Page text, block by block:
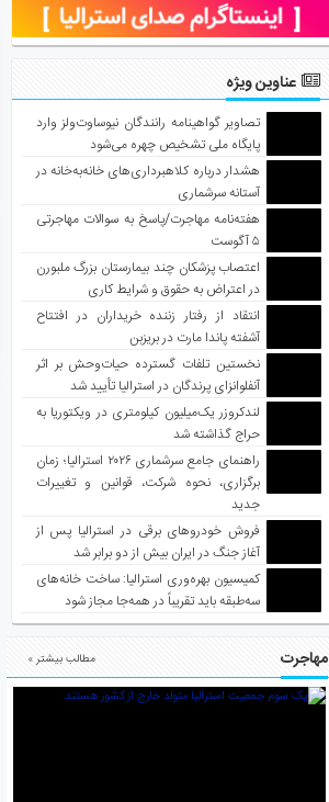
عناوین ویژه
تصاویر گواهینامه رانندگان نیوساوت‌ولز وارد
پایگاه ملی تشخیص چهره می‌شود
هشدار درباره کلاهبرداری‌های خانه‌به‌خانه در
آستانه سرشماری
هفته‌نامه مهاجرت/پاسخ به سوالات مهاجرتی
۵ آگوست
اعتصاب پزشکان چند بیمارستان بزرگ ملبورن
در اعتراض به حقوق و شرایط کاری
انتقاد از رفتار زننده خریداران در افتتاح
آشفته پاندا مارت در بریزبن
نخستین تلفات گسترده حیات‌وحش بر اثر
آنفلوانزای پرندگان در استرالیا تأیید شد
لندکروزر یک‌میلیون کیلومتری در ویکتوریا به
حراج گذاشته شد
راهنمای جامع سرشماری ۲۰۲۶ استرالیا؛ زمان
برگزاری، نحوه شرکت، قوانین و تغییرات
جدید
فروش خودروهای برقی در استرالیا پس از
آغاز جنگ در ایران بیش از دو برابر شد
کمیسیون بهره‌وری استرالیا: ساخت خانه‌های
سه‌طبقه باید تقریباً در همه‌جا مجاز شود
مهاجرت مطالب بیشتر »